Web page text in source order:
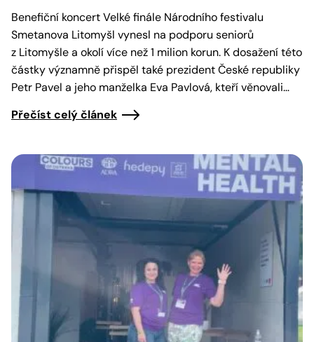
Benefiční koncert Velké finále Národního festivalu
Smetanova Litomyšl vynesl na podporu seniorů
z Litomyšle a okolí více než 1 milion korun. K dosažení této
částky významně přispěl také prezident České republiky
Petr Pavel a jeho manželka Eva Pavlová, kteří věnovali…
Přečíst celý článek